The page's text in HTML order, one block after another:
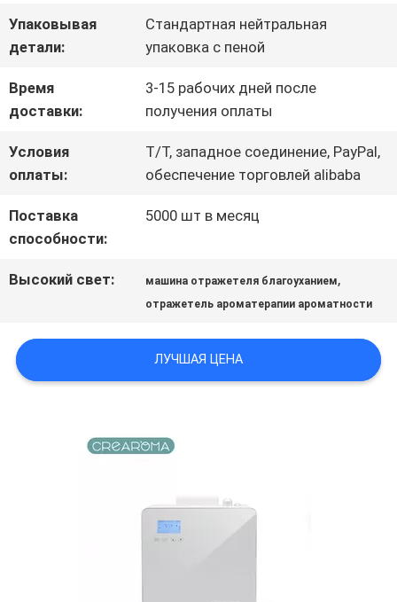
ФАБРИКИ
ПРОВЕРКА
КАЧЕСТВА
МЫ
СПРОСИТЕ
Упаковывая
детали:
Стандартная нейтральная
упаковка с пеной
Время
доставки:
3-15 рабочих дней после
получения оплаты
Условия
оплаты:
T/T, западное соединение, PayPal,
обеспечение торговлей alibaba
Поставка
способности:
5000 шт в месяц
Высокий свет: машина отражетеля благоуханием,
отражетель ароматерапии ароматности
ЛУЧШАЯ ЦЕНА